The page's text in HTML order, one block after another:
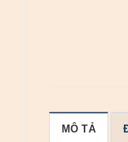
MÔ TẢ